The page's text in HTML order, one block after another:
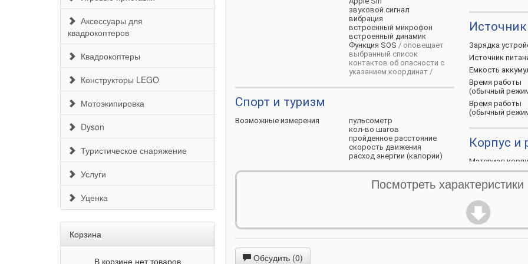
Аксессуары для
квадрокоптеров
Квадрокоптеры
Конструкторы LEGO
Мотоэкипировка
Dyson
Туристическое снаряжение
Услуги
Уценка
Корзина
В корзине нет товаров
звуковой сигнал
вибрация
встроенный микрофон
встроенный динамик
Функция SOS / оповещает
выбранный список
контактов об опасности с
указанием координат /
Спорт и туризм
Возможные измерения
пульсометр
кол-во шагов
пройденное расстояние
скорость движения
расход энергии (калории)
отслеживание сна
уровень стресса
женский календарь
Зарядка
Источник
Емкость
Время работы
(обычный
Время работы
(обычный
Корпус и
Материал
Ремешок
Варианты
Варианты
Ремешок на
Посмотреть
Обсудить (0)